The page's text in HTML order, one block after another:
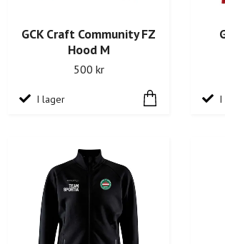
GCK Craft Community FZ
Hood M
500 kr
I lager I